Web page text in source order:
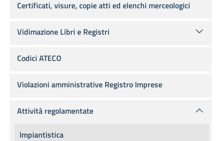
Certificati, visure, copie atti ed elenchi merceologici
Vidimazione Libri e Registri
Codici ATECO
Violazioni amministrative Registro Imprese
Attività regolamentate
Impiantistica